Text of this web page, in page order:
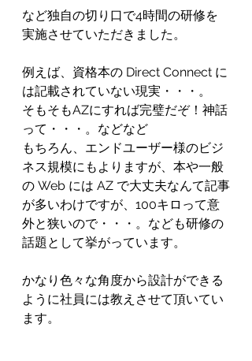
など独自の切り口で4時間の研修を
実施させていただきました。
例えば、資格本の Direct Connect に
は記載されていない現実・・・。
そもそもAZにすれば完璧だぞ！神話
って・・・。などなど
もちろん、エンドユーザー様のビジ
ネス規模にもよりますが、本や一般
の Web には AZ で大丈夫なんて記事
が多いわけですが、100キロって意
外と狭いので・・・。なども研修の
話題として挙がっています。
かなり色々な角度から設計ができる
ように社員には教えさせて頂いてい
ます。